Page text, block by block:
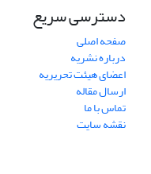
دسترسی سریع
صفحه اصلی
درباره نشریه
اعضای هیئت تحریریه
ارسال مقاله
تماس با ما
نقشه سایت